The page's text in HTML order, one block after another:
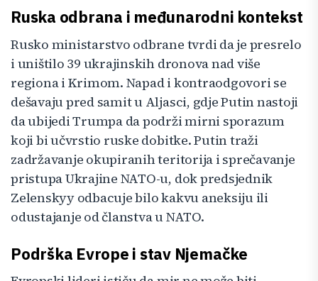
Ruska odbrana i međunarodni kontekst
Rusko ministarstvo odbrane tvrdi da je presrelo
i uništilo 39 ukrajinskih dronova nad više
regiona i Krimom. Napad i kontraodgovori se
dešavaju pred samit u Aljasci, gdje Putin nastoji
da ubijedi Trumpa da podrži mirni sporazum
koji bi učvrstio ruske dobitke. Putin traži
zadržavanje okupiranih teritorija i sprečavanje
pristupa Ukrajine NATO-u, dok predsjednik
Zelenskyy odbacuje bilo kakvu aneksiju ili
odustajanje od članstva u NATO.
Podrška Evrope i stav Njemačke